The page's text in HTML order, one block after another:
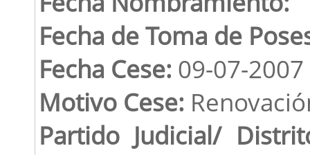
Fecha de Toma de
Fecha Cese: 09-07-2007
Motivo Cese:
Partido Judicial/